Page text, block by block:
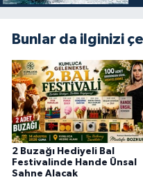
Bunlar da ilginizi
2 Buzağı Hediyeli Bal
Festivalinde Hande Ünsal
Sahne Alacak